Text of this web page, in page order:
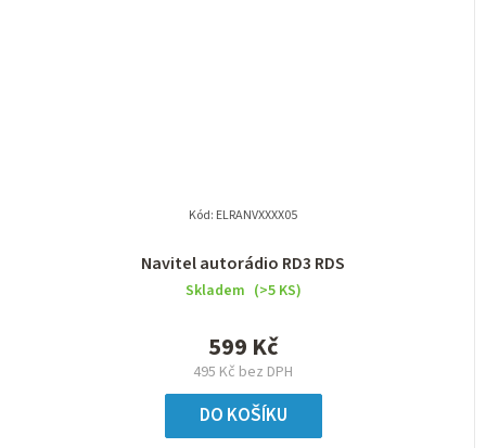
Navitel autorádio RD3 RDS
Skladem (>5 KS)
495 Kč bez DPH
599 Kč
DO KOŠÍKU
Kód: ELRANVXXXX05